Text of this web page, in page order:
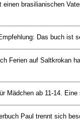
einen brasilianischen
Das buch ist
Ferien auf Saltkrokan
Mädchen ab 11-14.
Paul trennt sich